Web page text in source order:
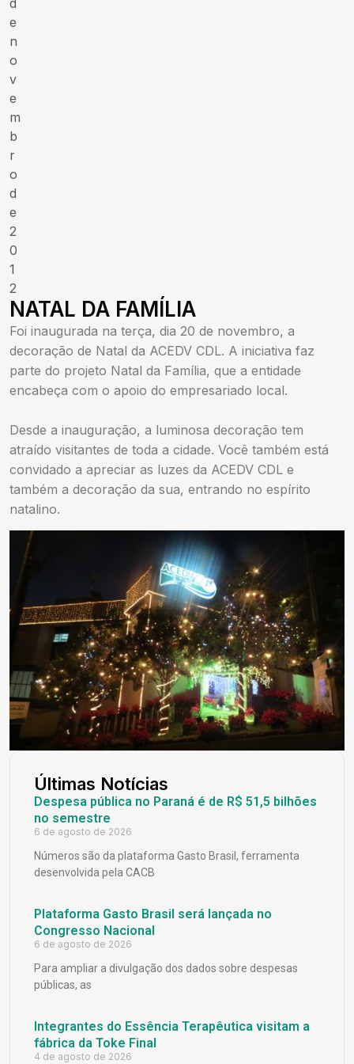
e
n
o
v
e
m
b
r
o
d
e
2
0
1
2
NATAL DA FAMÍLIA
Foi inaugurada na terça, dia 20 de novembro, a
decoração de Natal da ACEDV CDL. A iniciativa faz
parte do projeto Natal da Família, que a entidade
encabeça com o apoio do empresariado local.
Desde a inauguração, a luminosa decoração tem
atraído visitantes de toda a cidade. Você também está
convidado a apreciar as luzes da ACEDV CDL e
também a decoração da sua, entrando no espírito
natalino.
Últimas Notícias
Despesa pública no Paraná é de R$ 51,5 bilhões
no semestre
6 de agosto de 2026
Números são da plataforma Gasto Brasil, ferramenta
desenvolvida pela CACB
Plataforma Gasto Brasil será lançada no
Congresso Nacional
6 de agosto de 2026
Para ampliar a divulgação dos dados sobre despesas
públicas, as
Integrantes do Essência Terapêutica visitam a
fábrica da Toke Final
4 de agosto de 2026